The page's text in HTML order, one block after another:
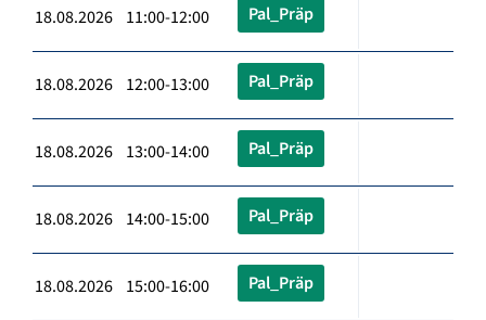
18.08.2026 11:00-12:00 Pal_Präp
18.08.2026 12:00-13:00 Pal_Präp
18.08.2026 13:00-14:00 Pal_Präp
18.08.2026 14:00-15:00 Pal_Präp
18.08.2026 15:00-16:00 Pal_Präp